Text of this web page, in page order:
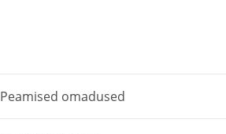
Peamised omadused